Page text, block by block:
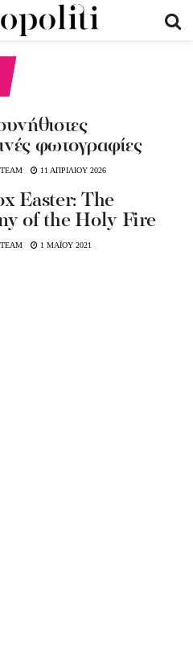
φωτογραφίες
11 ΑΠΡΙΛΙΟΥ 2026
Easter: The
of the Holy Fire
1 ΜΑΪΟΥ 2021